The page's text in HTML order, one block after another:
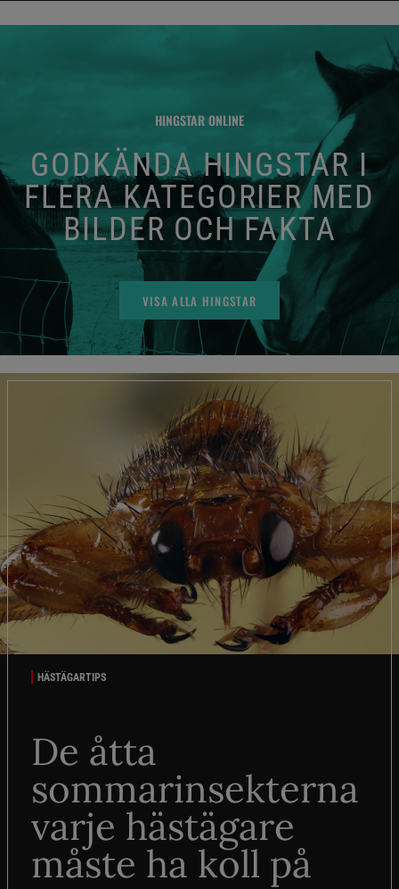
HINGSTAR ONLINE
GODKÄNDA HINGSTAR I
FLERA KATEGORIER MED
BILDER OCH FAKTA
VISA ALLA HINGSTAR
HÄSTÄGARTIPS
De åtta
sommarinsekterna
varje hästägare
måste ha koll på